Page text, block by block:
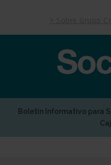
main
Boletín Informativo para